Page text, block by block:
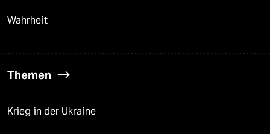
Wahrheit
Themen
Krieg in der Ukraine